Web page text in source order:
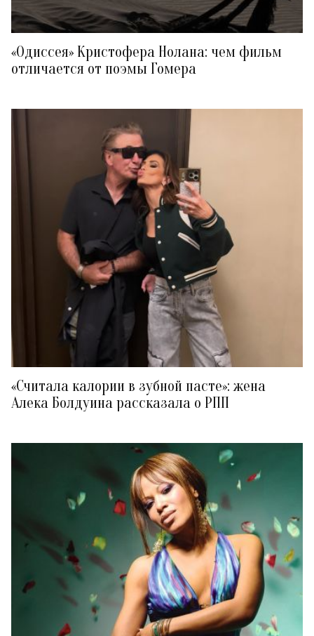
«Одиссея» Кристофера Нолана: чем фильм
отличается от поэмы Гомера
«Считала калории в зубной пасте»: жена
Алека Болдуина рассказала о РПП